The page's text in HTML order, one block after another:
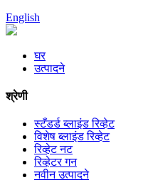
English
घर
उत्पादने
श्रेणी
स्टँडर्ड ब्लाइंड रिव्हेट
विशेष ब्लाइंड रिव्हेट
रिव्हेट नट
रिव्हेटर गन
नवीन उत्पादने